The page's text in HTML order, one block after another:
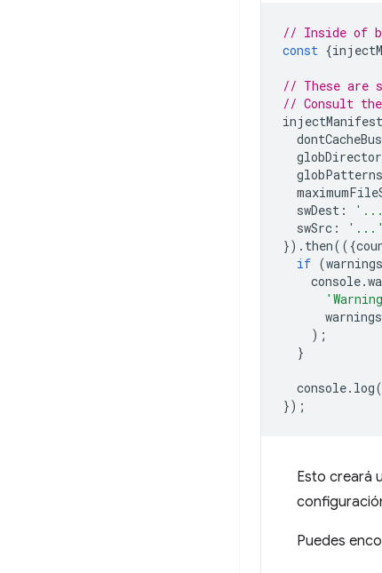
// Inside of
const {
// These are
// Consult
injectManifest
globPatterns
swDest :
swSrc : '...'
}). then(({
if (warnings
console.
warnings
);
}
console. log(
});
Esto creará
Puedes